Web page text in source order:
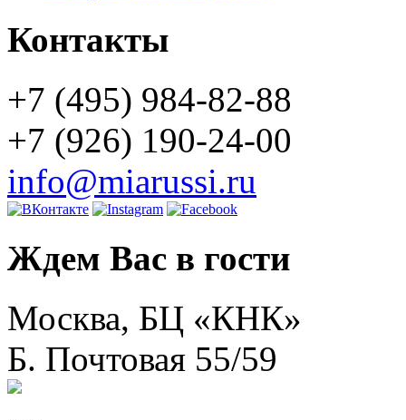
Контакты
+7 (495) 984-82-88
+7 (926) 190-24-00
info@miarussi.ru
Ждем Вас в гости
Москва, БЦ «КНК»
Б. Почтовая 55/59